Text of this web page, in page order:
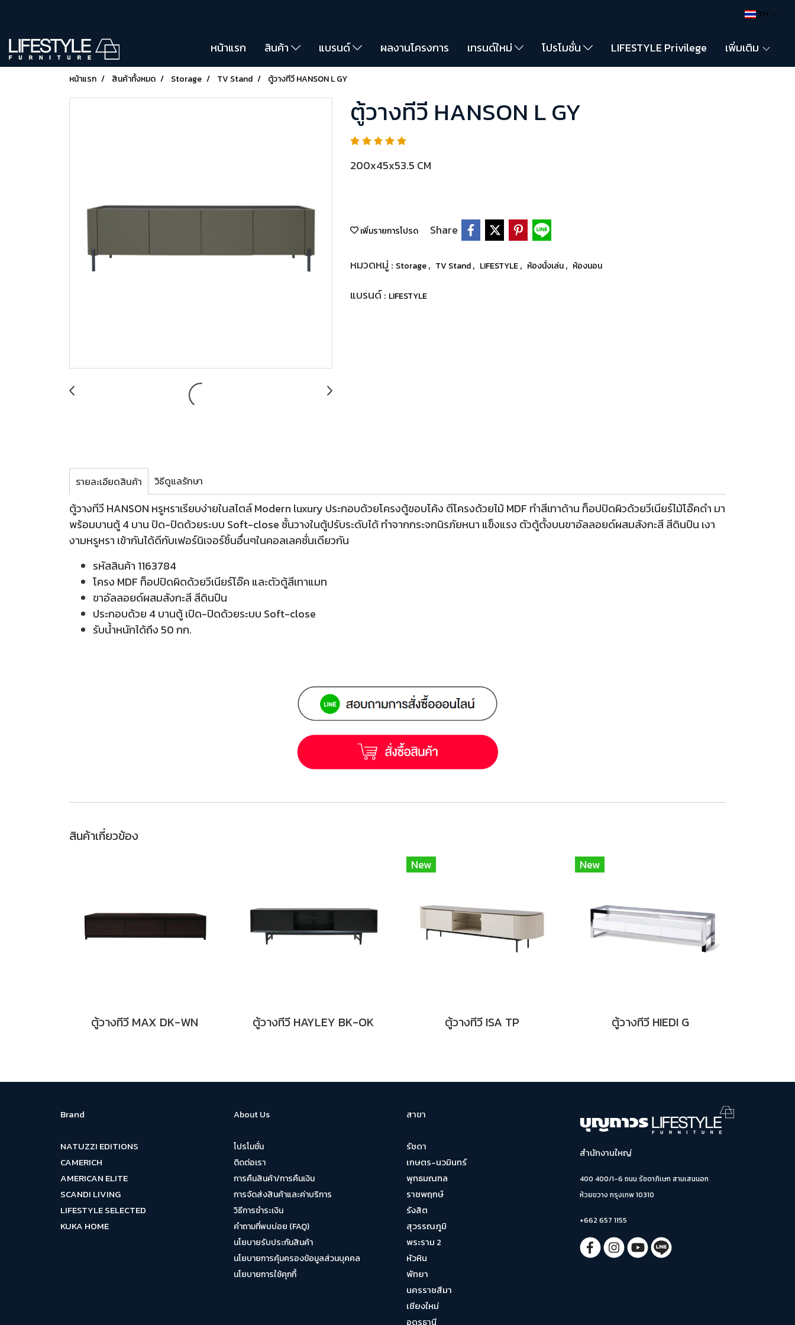
TH
หน้าแรก สินค้า แบรนด์ ผลงานโครงการ เทรนด์ใหม่ โปรโมชั่น LIFESTYLE Privilege เพิ่มเติม
หน้าแรก สินค้าทั้งหมด Storage TV Stand ตู้วางทีวี HANSON L GY
ตู้วางทีวี HANSON L GY
200x45x53.5 CM
เพิ่มรายการโปรด Share
หมวดหมู่ : Storage, TV Stand, LIFESTYLE, ห้องนั่งเล่น, ห้องนอน
แบรนด์ : LIFESTYLE
รายละเอียดสินค้า วิธีดูแลรักษา
ตู้วางทีวี HANSON หรูหราเรียบง่ายในสไตล์ Modern luxury ประกอบด้วยโครงตู้ขอบโค้ง ตีโครงด้วยไม้ MDF ทำสีเทาด้าน ท็อปปิดผิวด้วยวีเนียร์ไม้โอ๊คดำ มา
พร้อมบานตู้ 4 บาน ปิด-ปิดด้วยระบบ Soft-close ชั้นวางในตู้ปรับระดับได้ ทำจากกระจกนิรภัยหนา แข็งแรง ตัวตู้ตั้งบนขาอัลลอยด์ผสมสังกะสี สีดินปืน เงา
งามหรูหรา เข้ากันได้ดีกับเฟอร์นิเจอร์ชิ้นอื่นๆในคอลเลคชั่นเดียวกัน
รหัสสินค้า 1163784
โครง MDF ท็อปปิดผิดด้วยวีเนียร์โอ๊ค และตัวตู้สีเทาแมท
ขาอัลลอยด์ผสมสังกะสี สีดินปืน
ประกอบด้วย 4 บานตู้ เปิด-ปิดด้วยระบบ Soft-close
รับน้ำหนักได้ถึง 50 กก.
สินค้าเกี่ยวข้อง
ตู้วางทีวี MAX DK-WN ตู้วางทีวี HAYLEY BK-OK
New
ตู้วางทีวี ISA TP
New
ตู้วางทีวี HIEDI G
Brand
NATUZZI EDITIONS
CAMERICH
AMERICAN ELITE
SCANDI LIVING
LIFESTYLE SELECTED
KUKA HOME
About Us
โปรโมชั่น
ติดต่อเรา
การคืนสินค้า/การคืนเงิน
การจัดส่งสินค้าและค่าบริการ
วิธีการชำระเงิน
คำถามที่พบบ่อย (FAQ)
นโยบายรับประกันสินค้า
นโยบายการคุ้มครองข้อมูลส่วนบุคคล
นโยบายการใช้คุกกี้
สาขา
รัชดา
เกษตร-นวมินทร์
พุทธมณฑล
ราชพฤกษ์
รังสิต
สุวรรณภูมิ
พระราม 2
หัวหิน
พัทยา
นครราชสีมา
เชียงใหม่
อุดรธานี
สำนักงานใหญ่
400 400/1-6 ถนน รัชดาภิเษก สามเสนนอก
ห้วยขวาง กรุงเทพ 10310
+662 657 1155